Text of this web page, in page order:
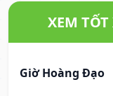
XEM
Giờ Hoàng Đạo